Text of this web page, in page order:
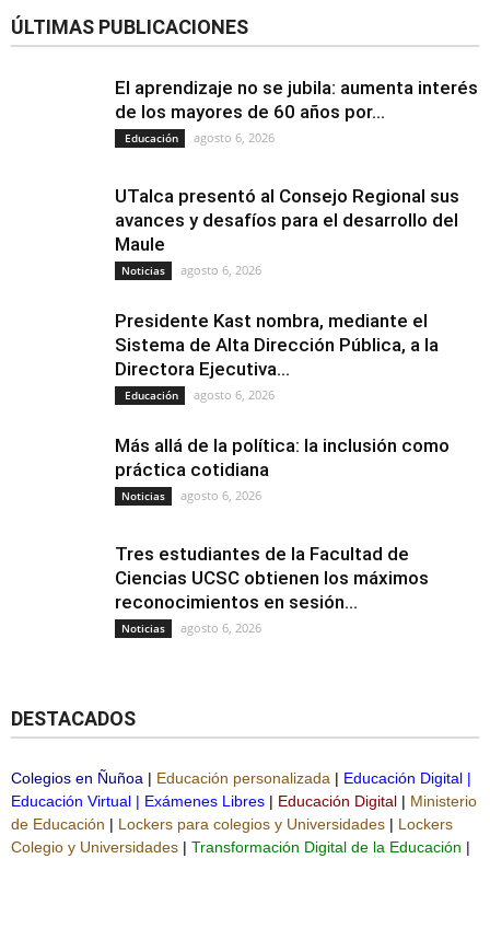
ÚLTIMAS PUBLICACIONES
El aprendizaje no se jubila: aumenta interés
de los mayores de 60 años por...
Educación agosto 6, 2026
UTalca presentó al Consejo Regional sus
avances y desafíos para el desarrollo del
Maule
Noticias agosto 6, 2026
Presidente Kast nombra, mediante el
Sistema de Alta Dirección Pública, a la
Directora Ejecutiva...
Educación agosto 6, 2026
Más allá de la política: la inclusión como
práctica cotidiana
Noticias agosto 6, 2026
Tres estudiantes de la Facultad de
Ciencias UCSC obtienen los máximos
reconocimientos en sesión...
Noticias agosto 6, 2026
DESTACADOS
Colegios en Ñuñoa | Educación personalizada | Educación Digital |
Educación Virtual | Exámenes Libres | Educación Digital | Ministerio
de Educación | Lockers para colegios y Universidades | Lockers
Colegio y Universidades | Transformación Digital de la Educación |